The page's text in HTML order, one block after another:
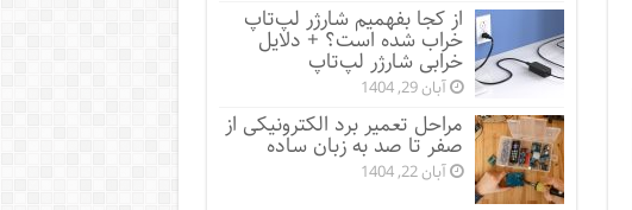
از کجا بفهمیم شارژر لپ‌تاپ
خراب شده است؟ + دلایل
خرابی شارژر لپ‌تاپ
آبان 29, 1404
مراحل تعمیر برد الکترونیکی از
صفر تا صد به زبان ساده
آبان 22, 1404